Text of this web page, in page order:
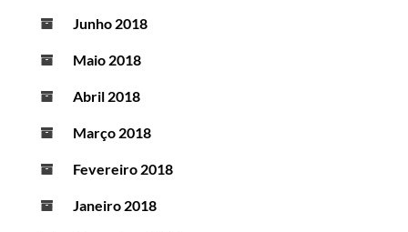
Junho 2018
Maio 2018
Abril 2018
Março 2018
Fevereiro 2018
Janeiro 2018